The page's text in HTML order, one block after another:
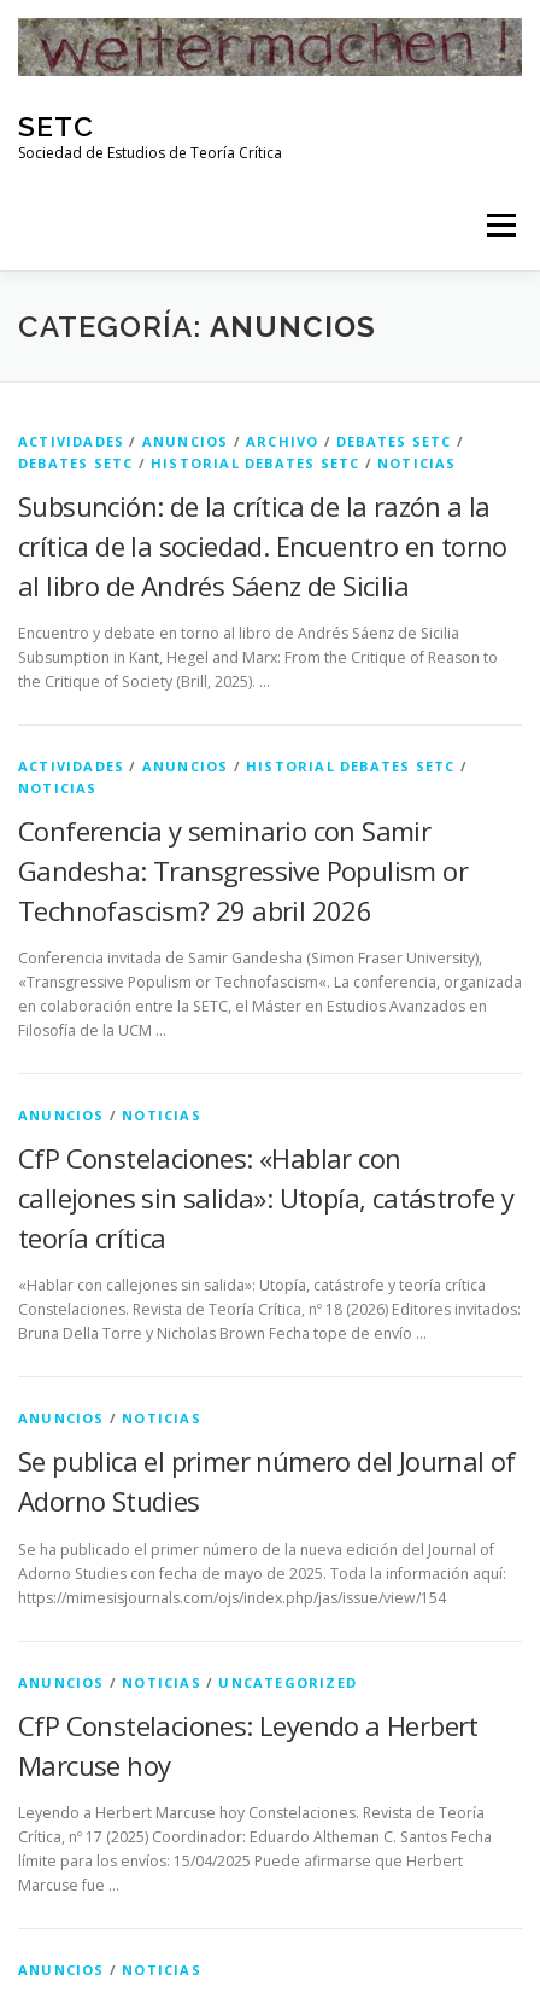
content
SETC
Sociedad de Estudios de Teoría Crítica
Menu
HOME NOTICIAS ACTIVIDADES
RED DE INVESTIGADORES DE TEORÍA CRÍTICA
CATEGORÍA: ANUNCIOS
ACTIVIDADES / ANUNCIOS /ARCHIVO / DEBATES SETC /
DEBATES SETC / HISTORIAL DEBATES SETC / NOTICIAS
Subsunción: de la crítica de la razón a la
crítica de la sociedad. Encuentro en torno
al libro de Andrés Sáenz de Sicilia
Encuentro y debate en torno al libro de Andrés Sáenz de Sicilia
Subsumption in Kant, Hegel and Marx: From the Critique of Reason to
the Critique of Society (Brill, 2025). …
ACTIVIDADES / ANUNCIOS / HISTORIAL DEBATES SETC /
NOTICIAS
Conferencia y seminario con Samir
Gandesha: Transgressive Populism or
Technofascism? 29 abril 2026
Conferencia invitada de Samir Gandesha (Simon Fraser University),
«Transgressive Populism or Technofascism«. La conferencia, organizada
en colaboración entre la SETC, el Máster en Estudios Avanzados en
Filosofía de la UCM …
ANUNCIOS / NOTICIAS
CfP Constelaciones: «Hablar con
callejones sin salida»: Utopía, catástrofe y
teoría crítica
«Hablar con callejones sin salida»: Utopía, catástrofe y teoría crítica
Constelaciones. Revista de Teoría Crítica, nº 18 (2026) Editores invitados:
Bruna Della Torre y Nicholas Brown Fecha tope de envío …
ANUNCIOS / NOTICIAS
Se publica el primer número del Journal of
Adorno Studies
Se ha publicado el primer número de la nueva edición del Journal of
Adorno Studies con fecha de mayo de 2025. Toda la información aquí:
https://mimesisjournals.com/ojs/index.php/jas/issue/view/154
ANUNCIOS / NOTICIAS / UNCATEGORIZED
CfP Constelaciones: Leyendo a Herbert
Marcuse hoy
Leyendo a Herbert Marcuse hoy Constelaciones. Revista de Teoría
Crítica, nº 17 (2025) Coordinador: Eduardo Altheman C. Santos Fecha
límite para los envíos: 15/04/2025 Puede afirmarse que Herbert
Marcuse fue …
ANUNCIOS / NOTICIAS